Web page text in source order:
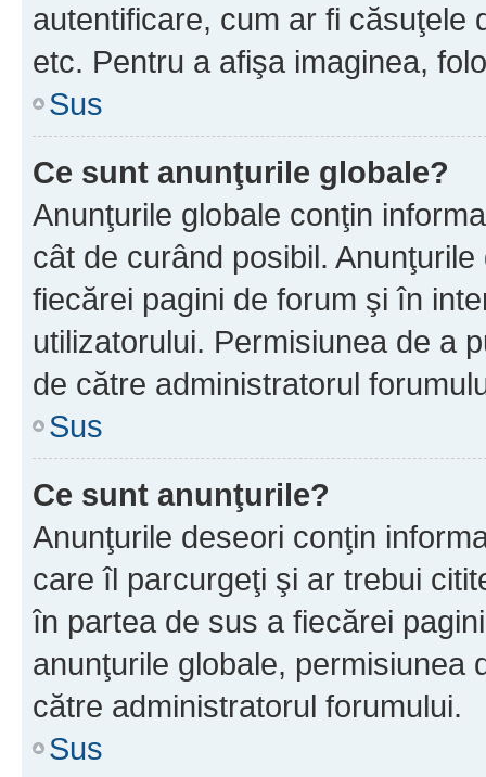
autentificare, cum ar fi căsuţele
etc. Pentru a afişa imaginea,
Sus
Ce sunt anunţurile globale?
Anunţurile globale conţin
cât de curând posibil.
fiecărei pagini de forum şi în
utilizatorului. Permisiunea de a
de către administratorul
Sus
Ce sunt anunţurile?
Anunţurile deseori conţin
care îl parcurgeţi şi ar trebui
în partea de sus a fiecărei
anunţurile globale, permisiunea
către administratorul forumului.
Sus